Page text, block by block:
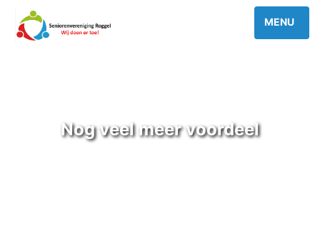
Nog veel meer voordeel